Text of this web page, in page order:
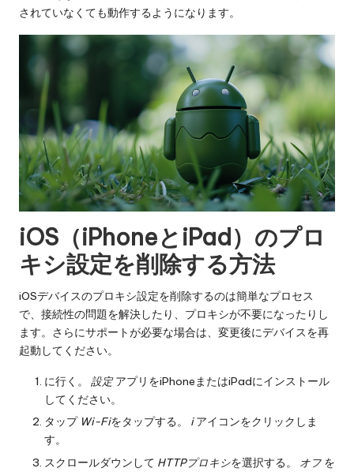
されていなくても動作するようになります。
iOS（iPhoneとiPad）のプロ
キシ設定を削除する方法
iOSデバイスのプロキシ設定を削除するのは簡単なプロセス
で、接続性の問題を解決したり、プロキシが不要になったりし
ます。さらにサポートが必要な場合は、変更後にデバイスを再
起動してください。
に行く。 設定アプリをiPhoneまたはiPadにインストール
してください。
タップ Wi-Fiをタップする。 iアイコンをクリックしま
す。
スクロールダウンして HTTPプロキシを選択する。 オフ を